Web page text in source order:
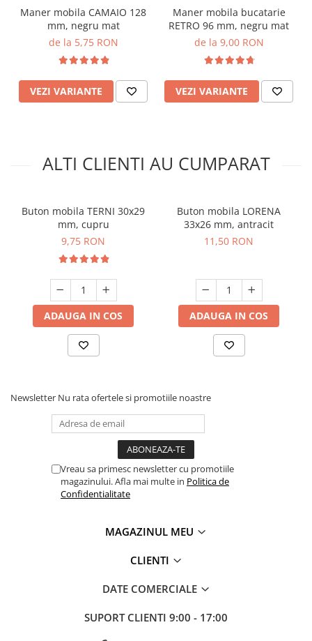
Maner mobila CAMAIO 128
mm, negru mat
de la 5,75 RON
VEZI VARIANTE
Maner mobila bucatarie
RETRO 96 mm, negru mat
de la 9,00 RON
VEZI VARIANTE
ALTI CLIENTI AU CUMPARAT
Buton mobila TERNI 30x29
mm, cupru
9,75 RON
ADAUGA IN COS
Buton mobila LORENA
33x26 mm, antracit
11,50 RON
ADAUGA IN COS
Newsletter Nu rata ofertele si promotiile noastre
Vreau sa primesc newsletter cu promotiile
magazinului. Afla mai multe in Politica de
Confidentialitate
MAGAZINUL MEU
CLIENTI
DATE COMERCIALE
SUPORT CLIENTI 9:00 - 17:00